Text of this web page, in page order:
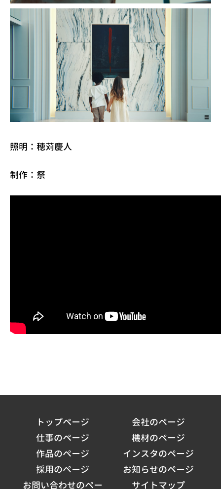
照明：穂苅慶人
制作：祭
トップページ
会社のページ
仕事のページ
機材のページ
作品のページ
インスタのページ
採用のページ
お知らせのページ
お問い合わせのペー
サイトマップ